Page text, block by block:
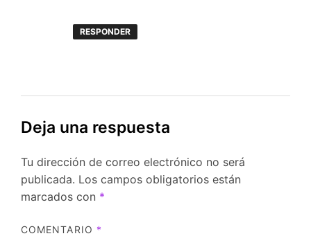
RESPONDER
Deja una respuesta
Tu dirección de correo electrónico no será
publicada. Los campos obligatorios están
marcados con *
COMENTARIO *